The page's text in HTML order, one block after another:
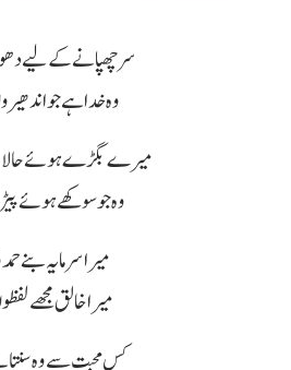
سر چھپانے کے لیے
وہ خدا ہے جو
میرے بگڑے ہوئے
وہ جو سوکھے ہوئے
میرا سرمایہ بنے
میرا خالق مجھے
کس محبت سے وہ